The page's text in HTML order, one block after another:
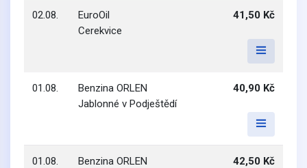
02.08.
EuroOil
Cerekvice
41,50 Kč
01.08.
Benzina ORLEN
Jablonné v Podještědí
40,90 Kč
01.08.
Benzina ORLEN
42,50 Kč